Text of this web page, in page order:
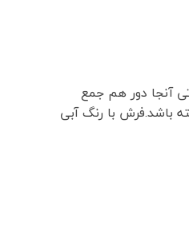
آنجا دور هم جمع
باشد.فرش با رنگ آبی